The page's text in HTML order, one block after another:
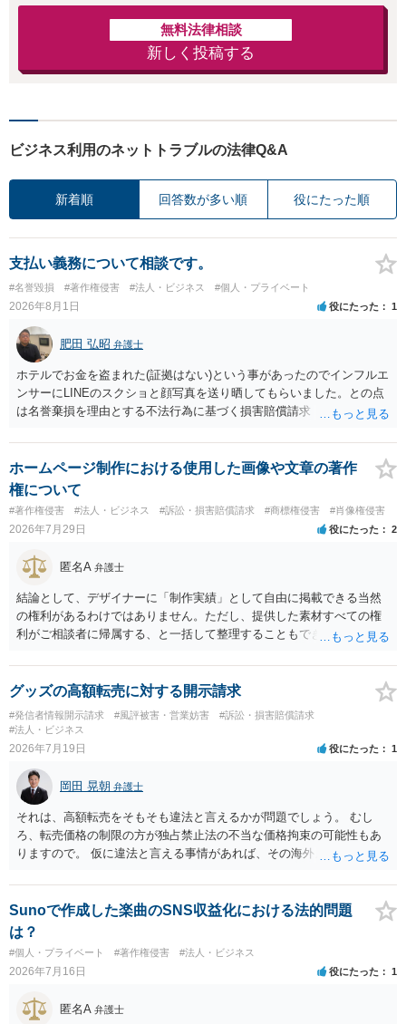
無料法律相談
新しく投稿する
ビジネス利用のネットトラブルの法律Q&A
新着順 回答数が多い順 役にたった順
支払い義務について相談です。
#名誉毀損 #著作権侵害 #法人・ビジネス #個人・プライベート
2026年8月1日 役にたった 1
肥田 弘昭 弁護士
ホテルでお金を盗まれた(証拠はない)という事があったのでインフルエ
ンサーにLINEのスクショと顔写真を送り晒してもらいました。との点
は名誉棄損を理由とする不法行為に基づく損害賠償請求（共同不法行
その人が会社を経営しているようで仕事が飛んだとのことでその分の
賠償金と8人分の従業員の年間利益を請求すると言われています。」で
の計算がすべて損害とならないかと思いますので、損害額で争っても
良いかと思います。ご参考にしてください。
ホームページ制作における使用した画像や文章の著作
権について
#著作権侵害 #法人・ビジネス #訴訟・損害賠償請求 #商標権侵害 #肖像権侵害
2026年7月29日 役にたった 2
匿名A 弁護士
結論として、デザイナーに「制作実績」として自由に掲載できる当然
の権利があるわけではありません。ただし、提供した素材すべての権
利がご相談者に帰属する、と一括して整理することもできません。 ご
身が著作権者です。 他方、ブランド名、文字主体のロゴ、商品情報、
短いキャッチコピー、販売コンセプトなどは、通常、著作物には当た
りません。ただし、ロゴに独自の図形やイラスト等が含まれる場合に
は、その表現部分が著作物となる可能性があります。 また、人物写真
の著作権は撮影者に、肖像に関する権利は被写体本人に帰属します
わけではありません。デザイナーが独自に制作したイラストやバナー
等は別として、一般的なレイアウトや配色、依頼者から提供された素
材を希望に沿って配置した部分には、通常、著作物性は認められにく
いと考えられます。仮に具体的な画面構成の一部に創作性が認められ
ても、その権利は当該部分に限られ、ご相談者の写真や文章等を制作
とも、契約書がなくても、見積書、メール、利用規約等に実績掲載へ
の同意があれば別です。また、単に制作を担当した事実を記載した
り、公開中のサイトへリンクしたりする行為まで当然に禁止できると
は限りません。 人物写真については、通常のSNSへの無断掲載と同
様、掲載目的、態様、必要性、本人の特定可能性等から判断されま
す。営業目的であり、本人も掲載を拒否していることは、違法性を認
める方向の事情となりますが、自動的に肖像権侵害となるわけではあ
りません。 まず、見積書、メール、チャット、デザイナーの利用規約
グッズの高額転売に対する開示請求
#発信者情報開示請求 #風評被害・営業妨害
#訴訟・損害賠償請求
#法人・ビジネス
2026年7月19日 役にたった 1
岡田 晃朝 弁護士
それは、高額転売をそもそも違法と言えるかが問題でしょう。 むし
ろ、転売価格の制限の方が独占禁止法の不当な価格拘束の可能性もあ
りますので。 仮に違法と言える事情があれば、その海外メーカーの権
ます。
Sunoで作成した楽曲のSNS収益化における法的問題
は？
#個人・プライベート #著作権侵害 #法人・ビジネス
2026年7月16日 役にたった 1
匿名A 弁護士